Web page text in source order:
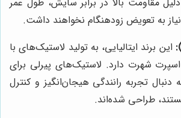
نیاز به تعویض زودهنگام نخواهند داشت.
این برند ایتالیایی، به تولید لاستیک‌های با
اسپرت شهرت دارد. لاستیک‌های پیرلی برای
دنبال تجربه رانندگی هیجان‌انگیز و کنترل
طراحی شده‌اند.